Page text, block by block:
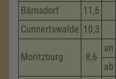
Bärnsdorf
11,6
Cunnertswalde 10,3
Moritzburg 8,6
an
ab